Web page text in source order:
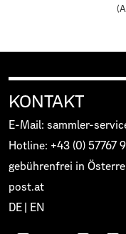
KONTAKT
E-Mail: sammler-
Hotline: +43 (0) 57767
gebührenfrei in
post.at
DE
EN